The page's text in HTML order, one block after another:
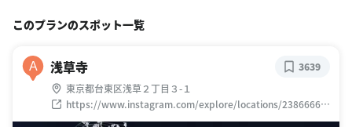
このプランのスポット一覧
A 浅草寺
東京都台東区浅草２丁目３-１
https://www.instagram.com/explore/locations/23866665
5
3639